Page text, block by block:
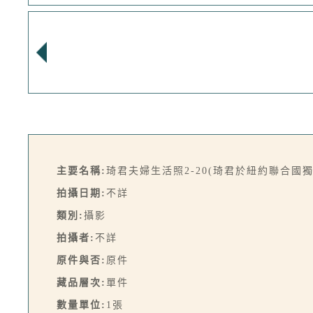
主要名稱: 琦君夫婦生活照2-20(琦君於紐約聯合國
拍攝日期: 不詳
類別: 攝影
拍攝者: 不詳
原件與否: 原件
藏品層次: 單件
數量單位: 1張